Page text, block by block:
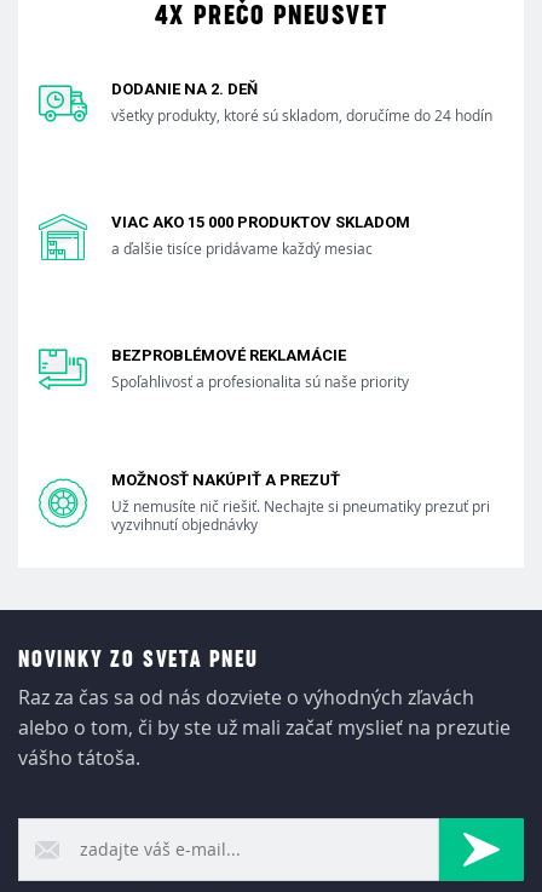
4X PREČO PNEUSVET
DODANIE NA 2. DEŇ
všetky produkty, ktoré sú skladom, doručíme do 24 hodín
VIAC AKO 15 000 PRODUKTOV SKLADOM
a ďalšie tisíce pridávame každý mesiac
BEZPROBLÉMOVÉ REKLAMÁCIE
Spoľahlivosť a profesionalita sú naše priority
MOŽNOSŤ NAKÚPIŤ A PREZUŤ
Už nemusíte nič riešiť. Nechajte si pneumatiky prezuť pri
vyzvihnutí objednávky
NOVINKY ZO SVETA PNEU
Raz za čas sa od nás dozviete o výhodných zľavách
alebo o tom, či by ste už mali začať myslieť na prezutie
vášho tátoša.